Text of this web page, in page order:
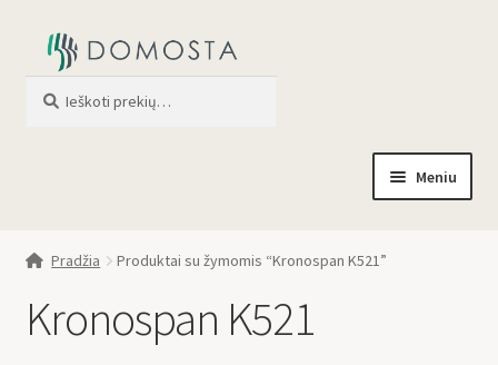
Meniu
Pradžia Produktai su žymomis “Kronospan K521”
Kronospan K521